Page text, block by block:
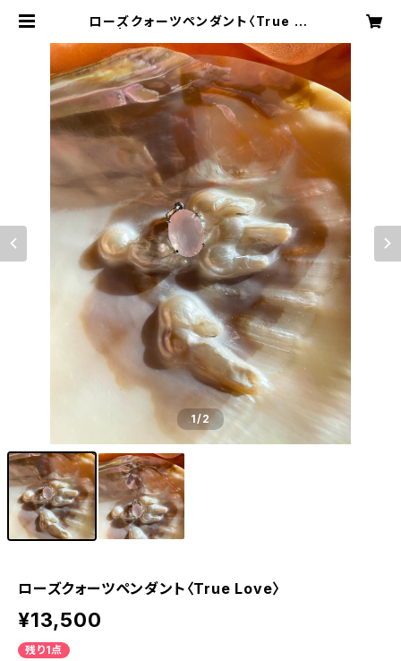
ローズクォーツペンダント〈True Lo
La Muse
1/2
ローズクォーツペンダント〈True Love〉
¥13,500
残り1点